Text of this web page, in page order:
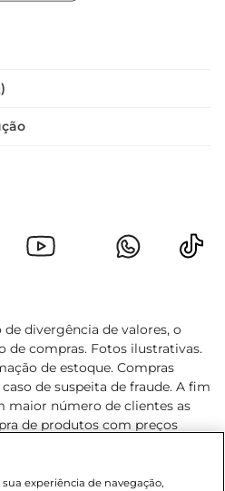
e funcional, é um item
de divergência de valores, o
de compras. Fotos ilustrativas.
de estoque. Compras
de suspeita de fraude. A fim
maior número de clientes as
de produtos com preços
condições são exclusivos para
o dia de hoje, podendo
experiência de navegação,